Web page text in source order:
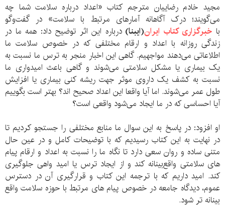
مجید خادم رضاییان مترجم کتاب «اعداد درباره سلامت شما چه
می‌گویند؛ درک آگاهانه آمارهای مرتبط با سلامت» در گفت‌وگو
با خبرگزاری کتاب ایران(ایبنا)درباره این اثر توضیح داد: همه ما در
زندگی روزانه با اعداد و ارقام مختلفی که در خصوص سلامت ما
اطلاعاتی می‌دهند مواجهیم. گاهی این اخبار منجر به ترس ما نسبت به
یک بیماری یا مشکل سلامتی می‌شوند و گاهی باعث امیدواری ما
نسبت به کشف یک داروی موثر جهت ریشه کنی بیماری یا افزایش
طول عمر می‌شوند. اما آیا واقعا این اعداد صحیح اند؟ بهتر است بگوییم
آیا احساسی که در ما ایجاد می‌شود واقعی است؟
او افزود: در پاسخ به این سوال ما منابع مختلفی را جستجو کردیم تا
در نهایت به این کتاب رسیدیم که با توضیحات کامل و در عین حال
متنی ساده و روان سعی دارد تا نگاه ما را نسبت به اعداد و ارقام پیام
های سلامتی واقع‌بینانه کند و از ایجاد ترس یا امید واهی جلوگیری
کند. امید داریم که با ترجمه این کتاب و قرارگیری آن در دسترس
عموم، دیدگاه جامعه در خصوص پیام های مرتبط با حوزه سلامت واقع
بینانه تر شود.